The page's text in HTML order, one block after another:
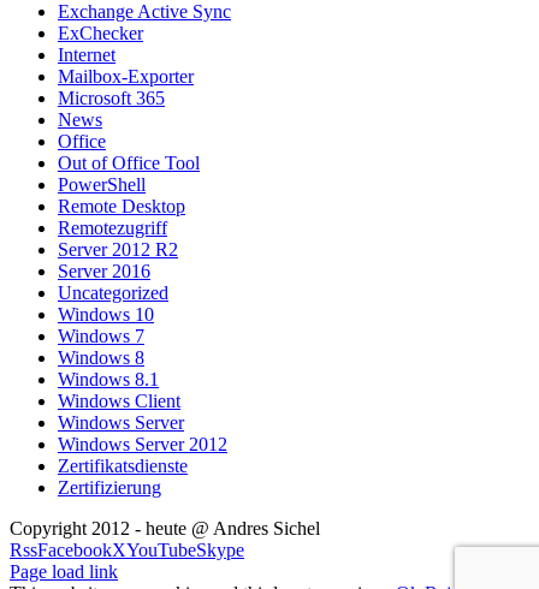
Exchange Active Sync
ExChecker
Internet
Mailbox-Exporter
Microsoft 365
News
Office
Out of Office Tool
PowerShell
Remote Desktop
Remotezugriff
Server 2012 R2
Server 2016
Uncategorized
Windows 10
Windows 7
Windows 8
Windows 8.1
Windows Client
Windows Server
Windows Server 2012
Zertifikatsdienste
Zertifizierung
Copyright 2012 - heute @ Andres Sichel
RssFacebookXYouTubeSkype
Page load link